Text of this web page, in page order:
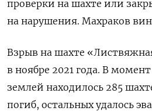
проверки на шахте или
на нарушения. Махраков
Взрыв на шахте
в ноябре 2021 года. В
землей находилось 285
погиб, остальных удалось